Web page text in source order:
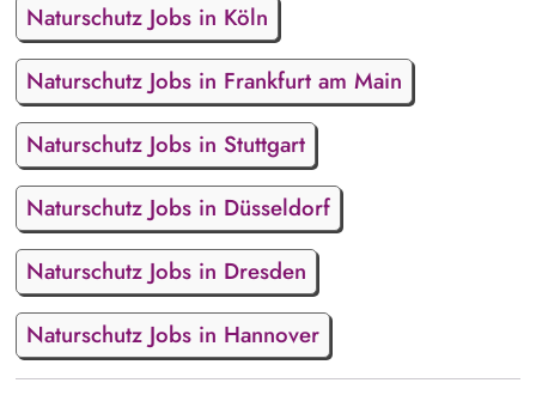
Naturschutz Jobs in Köln
Naturschutz Jobs in Frankfurt am Main
Naturschutz Jobs in Stuttgart
Naturschutz Jobs in Düsseldorf
Naturschutz Jobs in Dresden
Naturschutz Jobs in Hannover